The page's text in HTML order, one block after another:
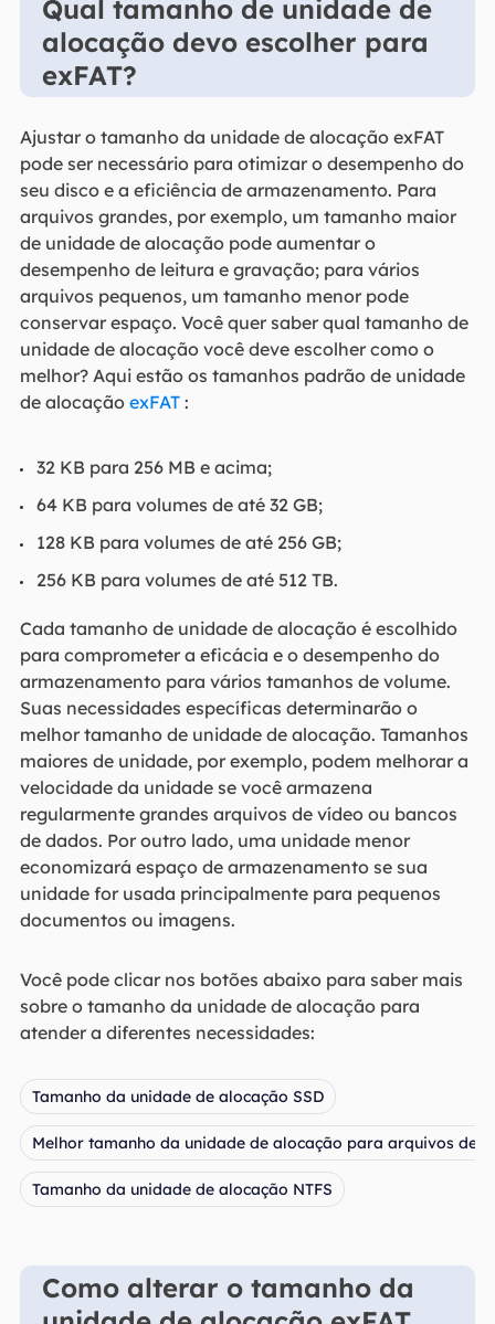
Qual tamanho de unidade de
alocação devo escolher para
exFAT?
Ajustar o tamanho da unidade de alocação exFAT
pode ser necessário para otimizar o desempenho do
seu disco e a eficiência de armazenamento. Para
arquivos grandes, por exemplo, um tamanho maior
de unidade de alocação pode aumentar o
desempenho de leitura e gravação; para vários
arquivos pequenos, um tamanho menor pode
conservar espaço. Você quer saber qual tamanho de
unidade de alocação você deve escolher como o
melhor? Aqui estão os tamanhos padrão de unidade
de alocação exFAT:
32 KB para 256 MB e acima;
64 KB para volumes de até 32 GB;
128 KB para volumes de até 256 GB;
256 KB para volumes de até 512 TB.
Cada tamanho de unidade de alocação é escolhido
para comprometer a eficácia e o desempenho do
armazenamento para vários tamanhos de volume.
Suas necessidades específicas determinarão o
melhor tamanho de unidade de alocação. Tamanhos
maiores de unidade, por exemplo, podem melhorar a
velocidade da unidade se você armazena
regularmente grandes arquivos de vídeo ou bancos
de dados. Por outro lado, uma unidade menor
economizará espaço de armazenamento se sua
unidade for usada principalmente para pequenos
documentos ou imagens.
Você pode clicar nos botões abaixo para saber mais
sobre o tamanho da unidade de alocação para
atender a diferentes necessidades:
Tamanho da unidade de alocação SSD
Melhor tamanho da unidade de alocação para arquivos de
Tamanho da unidade de alocação NTFS
Como alterar o tamanho da